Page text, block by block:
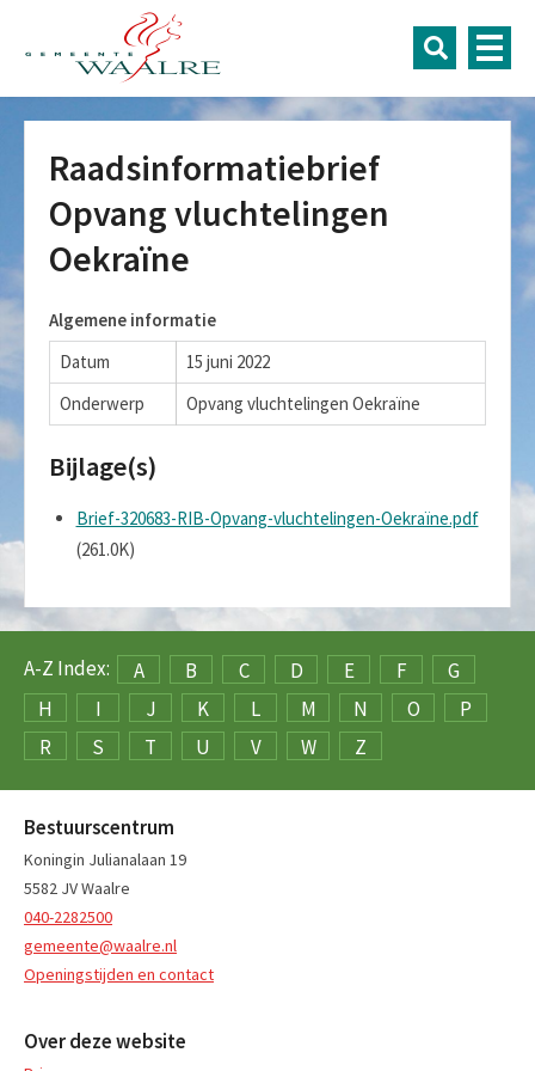
Raadsinformatiebrief
Opvang vluchtelingen
Oekraïne
Algemene informatie
Datum
15 juni 2022
Onderwerp
Opvang vluchtelingen Oekraïne
Bijlage(s)
Brief-320683-RIB-Opvang-vluchtelingen-Oekraïne.pdf
(261.0K)
A-Z Index: A B C D E F
G
H
I J K L M N O
P
R
S T U V W Z
Bestuurscentrum
Koningin Julianalaan 19
5582 JV Waalre
040-2282500
gemeente@waalre.nl
Openingstijden en contact
Over deze website